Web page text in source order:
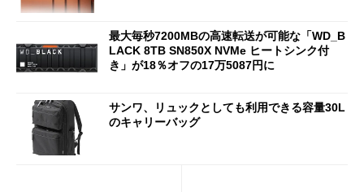
最大毎秒7200MBの高速転送が可能な「WD_B
LACK 8TB SN850X NVMe ヒートシンク付
き」が18％オフの17万5087円に
サンワ、リュックとしても利用できる容量30L
のキャリーバッグ